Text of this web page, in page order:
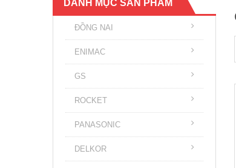
DANH MỤC SẢN PHẨM
ĐỒNG NAI
ENIMAC
GS
ROCKET
PANASONIC
DELKOR